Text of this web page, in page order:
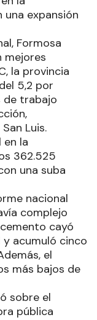
expansión
Formosa
mejores
la provincia
5,2 por
de trabajo
Luis.
en la
362.525
una suba
nacional
complejo
cayó
y acumuló cinco
el
más bajos de
sobre el
pública